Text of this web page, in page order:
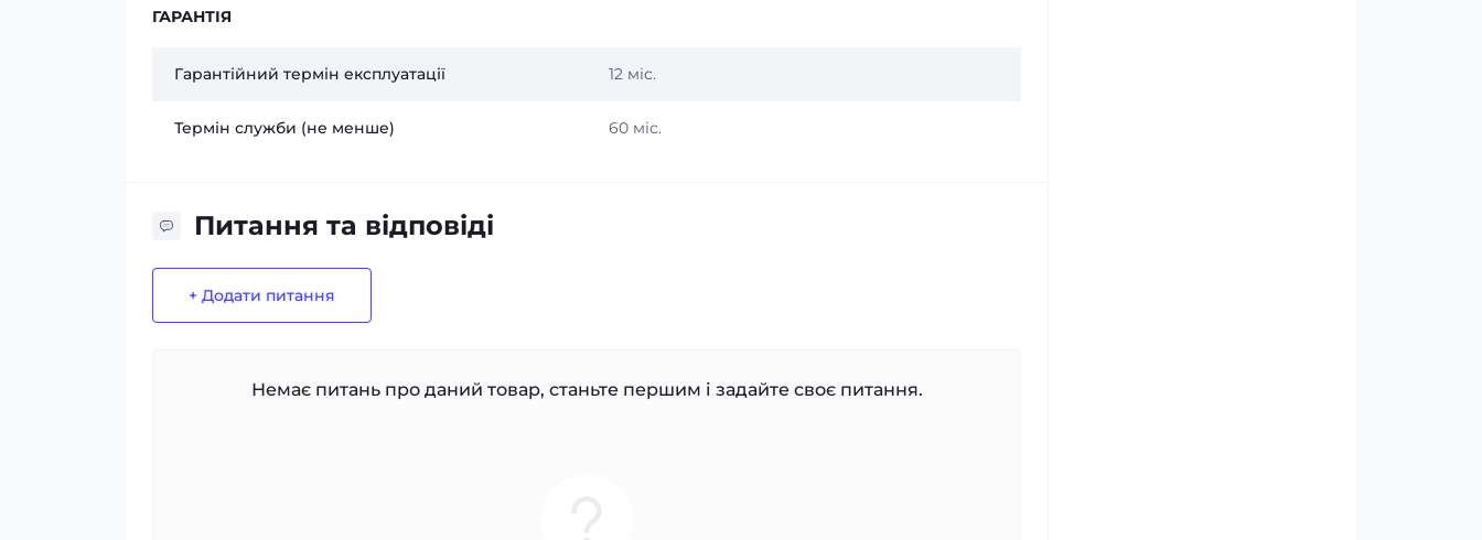
ГАРАНТІЯ
Гарантійний термін експлуатації 12 міс.
Термін служби (не менше) 60 міс.
Питання та відповіді
+ Додати питання
Немає питань про даний товар, станьте першим і задайте своє питання.